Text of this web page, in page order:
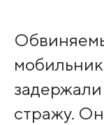
стражу.